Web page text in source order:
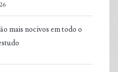
mais nocivos em todo o